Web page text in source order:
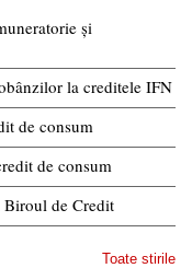
și
la creditele IFN
de consum
de consum
de Credit
Toate stirile